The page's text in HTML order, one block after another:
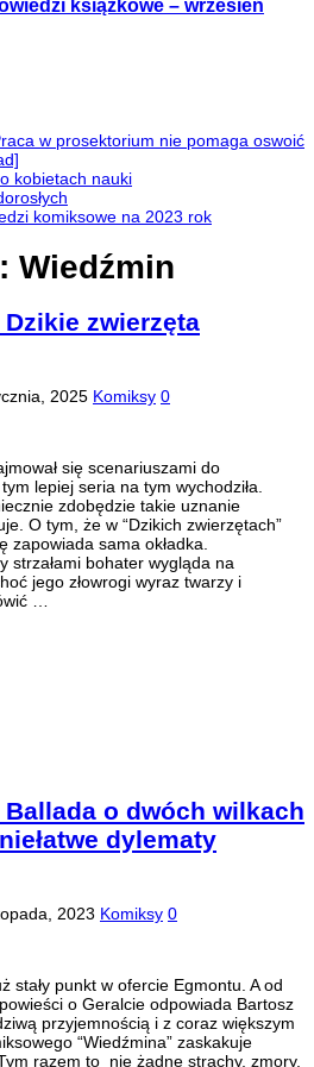
książkowe – wrzesień
w prosektorium nie pomaga oswoić
kobietach nauki
komiksowe na 2023 rok
Wiedźmin
zwierzęta
2025 Komiksy 0
się scenariuszami do
lepiej seria na tym wychodziła.
zdobędzie takie uznanie
O tym, że w “Dzikich zwierzętach”
zapowiada sama okładka.
strzałami bohater wygląda na
jego złowrogi wyraz twarzy i
…
o dwóch wilkach
dylematy
2023 Komiksy 0
stały punkt w ofercie Egmontu. A od
o Geralcie odpowiada Bartosz
przyjemnością i z coraz większym
“Wiedźmina” zaskakuje
razem to nie żadne strachy, zmory,